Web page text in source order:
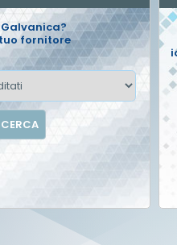
Galvanica?
fornitore